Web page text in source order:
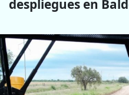
despliegues en